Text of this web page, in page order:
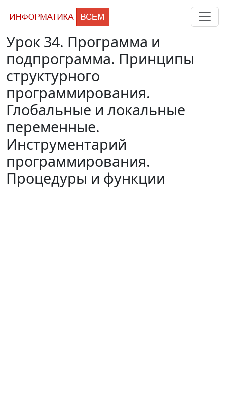
Урок 34. Программа и
подпрограмма. Принципы
структурного
программирования.
Глобальные и локальные
переменные.
Инструментарий
программирования.
Процедуры и функции